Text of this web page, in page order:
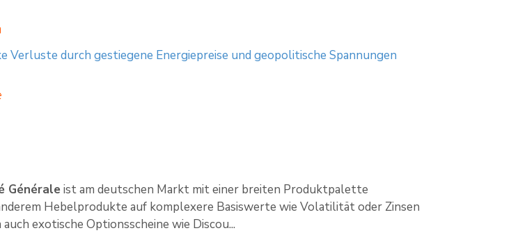
Verluste durch gestiegene Energiepreise und geopolitische Spannungen
Générale ist am deutschen Markt mit einer breiten Produktpalette
Hebelprodukte auf komplexere Basiswerte wie Volatilität oder Zinsen
exotische Optionsscheine wie Discou...